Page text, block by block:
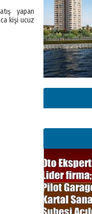
yapan
kişi ucuz